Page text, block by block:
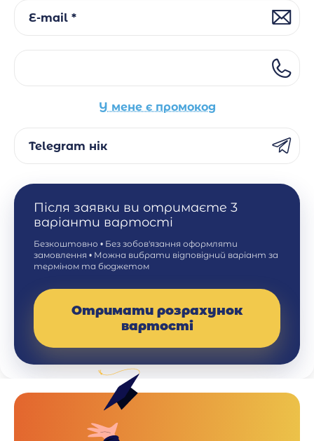
E-mail *
У мене є промокод
Telegram нік
Після заявки ви отримаєте 3
варіанти вартості
Безкоштовно • Без зобов'язання оформляти
замовлення • Можна вибрати відповідний варіант за
терміном та бюджетом
Отримати розрахунок
вартості